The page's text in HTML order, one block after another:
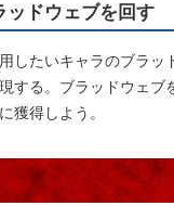
ッドウェブを回す
したいキャラのブラッ
する。ブラッドウェブ
獲得しよう。